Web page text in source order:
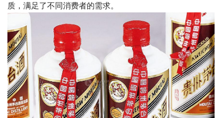
质，满足了不同消费者的需求。